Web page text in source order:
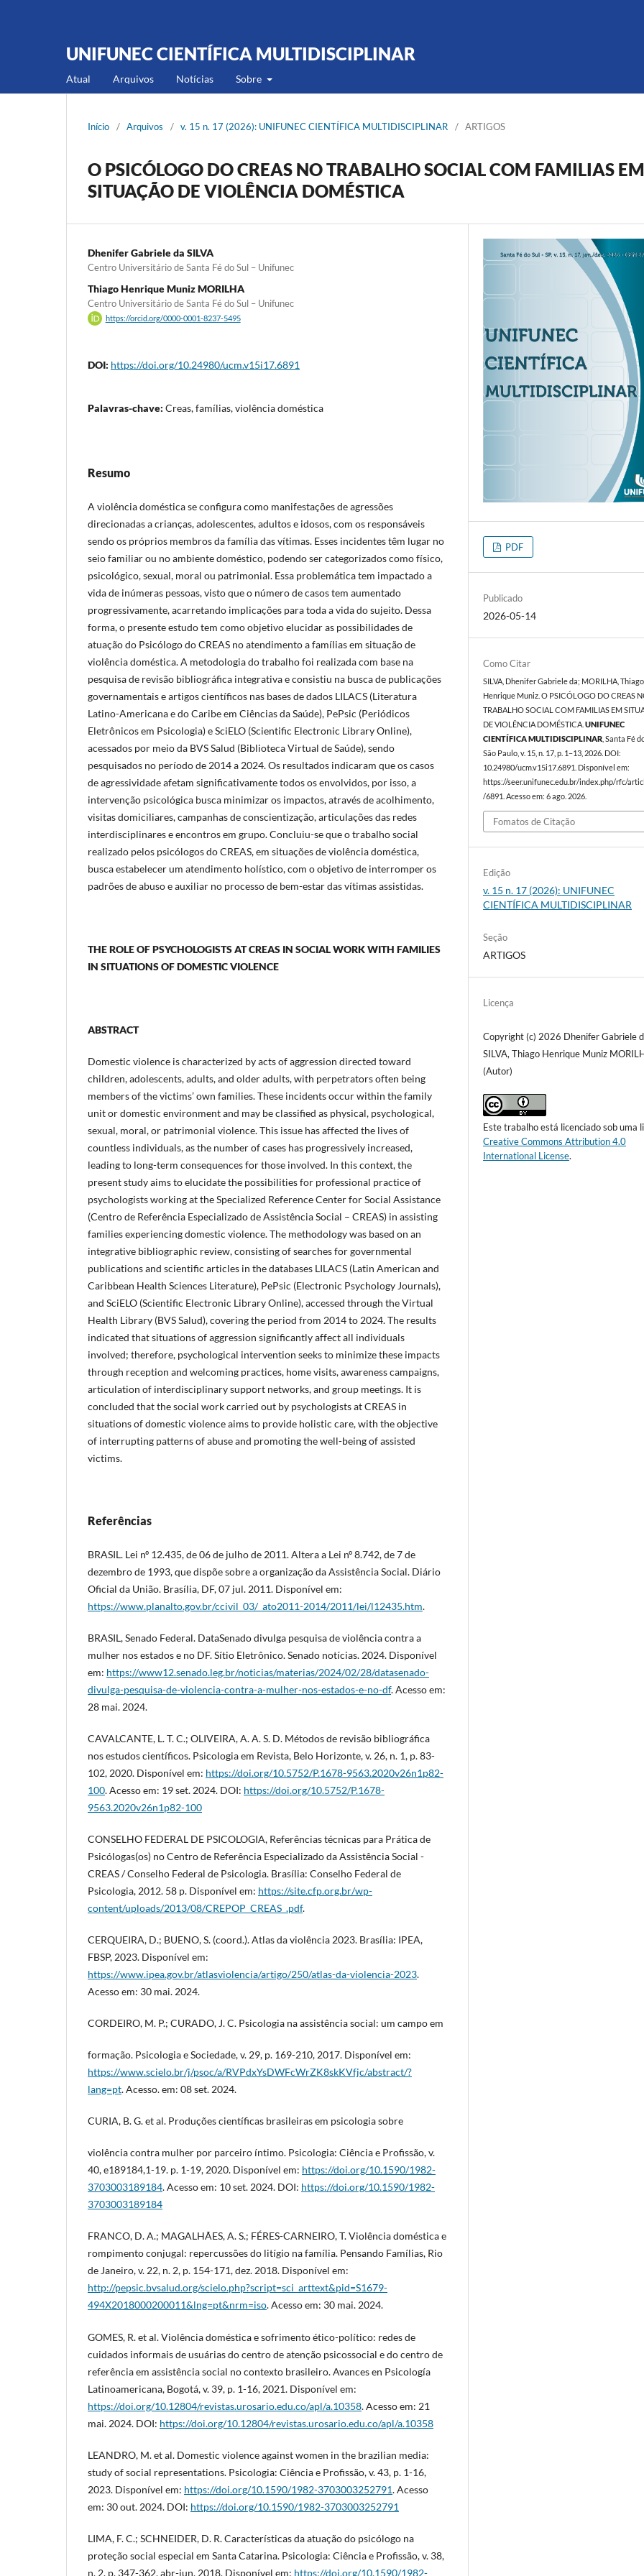
UNIFUNEC CIENTÍFICA MULTIDISCIPLINAR
Atual Arquivos Notí­cias Sobre
Início / Arquivos / v. 15 n. 17 (2026): UNIFUNEC CIENTÍFICA MULTIDISCIPLINAR / ARTIGOS
O PSICÓLOGO DO CREAS NO TRABALHO SOCIAL COM FAMILIAS EM
SITUAÇÃO DE VIOLÊNCIA DOMÉSTICA
Dhenifer Gabriele da SILVA
Centro Universitário de Santa Fé do Sul – Unifunec
Thiago Henrique Muniz MORILHA
Centro Universitário de Santa Fé do Sul – Unifunec
https://orcid.org/0000-0001-8237-5495
DOI: https://doi.org/10.24980/ucm.v15i17.6891
Palavras-chave: Creas, famílias, violência doméstica
Resumo
A violência doméstica se configura como manifestações de agressões
direcionadas a crianças, adolescentes, adultos e idosos, com os responsáveis
sendo os próprios membros da família das vítimas. Esses incidentes têm lugar no
seio familiar ou no ambiente doméstico, podendo ser categorizados como físico,
psicológico, sexual, moral ou patrimonial. Essa problemática tem impactado a
vida de inúmeras pessoas, visto que o número de casos tem aumentado
progressivamente, acarretando implicações para toda a vida do sujeito. Dessa
forma, o presente estudo tem como objetivo elucidar as possibilidades de
atuação do Psicólogo do CREAS no atendimento a famílias em situação de
violência doméstica. A metodologia do trabalho foi realizada com base na
pesquisa de revisão bibliográfica integrativa e consistiu na busca de publicações
governamentais e artigos científicos nas bases de dados LILACS (Literatura
Latino-Americana e do Caribe em Ciências da Saúde), PePsic (Periódicos
Eletrônicos em Psicologia) e SciELO (Scientific Electronic Library Online),
acessados por meio da BVS Salud (Biblioteca Virtual de Saúde), sendo
pesquisados no período de 2014 a 2024. Os resultados indicaram que os casos
de agressividade afetam significativamente todos os envolvidos, por isso, a
intervenção psicológica busca minimizar os impactos, através de acolhimento,
visitas domiciliares, campanhas de conscientização, articulações das redes
interdisciplinares e encontros em grupo. Concluiu-se que o trabalho social
realizado pelos psicólogos do CREAS, em situações de violência doméstica,
busca estabelecer um atendimento holístico, com o objetivo de interromper os
padrões de abuso e auxiliar no processo de bem-estar das vítimas assistidas.
THE ROLE OF PSYCHOLOGISTS AT CREAS IN SOCIAL WORK WITH FAMILIES
IN SITUATIONS OF DOMESTIC VIOLENCE
ABSTRACT
Domestic violence is characterized by acts of aggression directed toward
children, adolescents, adults, and older adults, with perpetrators often being
members of the victims’ own families. These incidents occur within the family
unit or domestic environment and may be classified as physical, psychological,
sexual, moral, or patrimonial violence. This issue has affected the lives of
countless individuals, as the number of cases has progressively increased,
leading to long-term consequences for those involved. In this context, the
present study aims to elucidate the possibilities for professional practice of
psychologists working at the Specialized Reference Center for Social Assistance
(Centro de Referência Especializado de Assistência Social – CREAS) in assisting
families experiencing domestic violence. The methodology was based on an
integrative bibliographic review, consisting of searches for governmental
publications and scientific articles in the databases LILACS (Latin American and
Caribbean Health Sciences Literature), PePsic (Electronic Psychology Journals),
and SciELO (Scientific Electronic Library Online), accessed through the Virtual
Health Library (BVS Salud), covering the period from 2014 to 2024. The results
indicated that situations of aggression significantly affect all individuals
involved; therefore, psychological intervention seeks to minimize these impacts
through reception and welcoming practices, home visits, awareness campaigns,
articulation of interdisciplinary support networks, and group meetings. It is
concluded that the social work carried out by psychologists at CREAS in
situations of domestic violence aims to provide holistic care, with the objective
of interrupting patterns of abuse and promoting the well-being of assisted
victims.
Referências
BRASIL. Lei nº 12.435, de 06 de julho de 2011. Altera a Lei nº 8.742, de 7 de
dezembro de 1993, que dispõe sobre a organização da Assistência Social. Diário
Oficial da União. Brasília, DF, 07 jul. 2011. Disponível em:
https://www.planalto.gov.br/ccivil_03/_ato2011-2014/2011/lei/l12435.htm.
BRASIL, Senado Federal. DataSenado divulga pesquisa de violência contra a
mulher nos estados e no DF. Sítio Eletrônico. Senado notícias. 2024. Disponível
em: https://www12.senado.leg.br/noticias/materias/2024/02/28/datasenado-
divulga-pesquisa-de-violencia-contra-a-mulher-nos-estados-e-no-df. Acesso em:
28 mai. 2024.
CAVALCANTE, L. T. C.; OLIVEIRA, A. A. S. D. Métodos de revisão bibliográfica
nos estudos científicos. Psicologia em Revista, Belo Horizonte, v. 26, n. 1, p. 83-
102, 2020. Disponível em: https://doi.org/10.5752/P.1678-9563.2020v26n1p82-
100. Acesso em: 19 set. 2024. DOI: https://doi.org/10.5752/P.1678-
9563.2020v26n1p82-100
CONSELHO FEDERAL DE PSICOLOGIA, Referências técnicas para Prática de
Psicólogas(os) no Centro de Referência Especializado da Assistência Social -
CREAS / Conselho Federal de Psicologia. Brasília: Conselho Federal de
Psicologia, 2012. 58 p. Disponível em: https://site.cfp.org.br/wp-
content/uploads/2013/08/CREPOP_CREAS_.pdf.
CERQUEIRA, D.; BUENO, S. (coord.). Atlas da violência 2023. Brasília: IPEA,
FBSP, 2023. Disponível em:
https://www.ipea.gov.br/atlasviolencia/artigo/250/atlas-da-violencia-2023.
Acesso em: 30 mai. 2024.
CORDEIRO, M. P.; CURADO, J. C. Psicologia na assistência social: um campo em
formação. Psicologia e Sociedade, v. 29, p. 169-210, 2017. Disponível em:
https://www.scielo.br/j/psoc/a/RVPdxYsDWFcWrZK8skKVfjc/abstract/?
lang=pt. Acesso. em: 08 set. 2024.
CURIA, B. G. et al. Produções científicas brasileiras em psicologia sobre
violência contra mulher por parceiro íntimo. Psicologia: Ciência e Profissão, v.
40, e189184,1-19. p. 1-19, 2020. Disponível em: https://doi.org/10.1590/1982-
3703003189184. Acesso em: 10 set. 2024. DOI: https://doi.org/10.1590/1982-
3703003189184
FRANCO, D. A.; MAGALHÃES, A. S.; FÉRES-CARNEIRO, T. Violência doméstica e
rompimento conjugal: repercussões do litígio na família. Pensando Famílias, Rio
de Janeiro, v. 22, n. 2, p. 154-171, dez. 2018. Disponível em:
http://pepsic.bvsalud.org/scielo.php?script=sci_arttext&pid=S1679-
494X2018000200011&lng=pt&nrm=iso. Acesso em: 30 mai. 2024.
GOMES, R. et al. Violência doméstica e sofrimento ético-político: redes de
cuidados informais de usuárias do centro de atenção psicossocial e do centro de
referência em assistência social no contexto brasileiro. Avances en Psicología
Latinoamericana, Bogotá, v. 39, p. 1-16, 2021. Disponível em:
https://doi.org/10.12804/revistas.urosario.edu.co/apl/a.10358. Acesso em: 21
mai. 2024. DOI: https://doi.org/10.12804/revistas.urosario.edu.co/apl/a.10358
LEANDRO, M. et al. Domestic violence against women in the brazilian media:
study of social representations. Psicologia: Ciência e Profissão, v. 43, p. 1-16,
2023. Disponível em: https://doi.org/10.1590/1982-3703003252791. Acesso
em: 30 out. 2024. DOI: https://doi.org/10.1590/1982-3703003252791
LIMA, F. C.; SCHNEIDER, D. R. Características da atuação do psicólogo na
proteção social especial em Santa Catarina. Psicologia: Ciência e Profissão, v. 38,
n. 2. p. 347-362, abr-jun, 2018. Disponível em: https://doi.org/10.1590/1982-
PDF
Publicado
2026-05-14
Como Citar
SILVA, Dhenifer Gabriele da; MORILHA, Thiago
Henrique Muniz. O PSICÓLOGO DO CREAS
TRABALHO SOCIAL COM FAMILIAS EM
DE VIOLÊNCIA DOMÉSTICA.UNIFUNEC
CIENTÍFICA MULTIDISCIPLINAR , Santa Fé
São Paulo, v. 15, n. 17, p. 1–13, 2026. DOI:
10.24980/ucm.v15i17.6891. Disponível em:
https://seer.unifunec.edu.br/index.php/rfc/
/6891. Acesso em: 6 ago. 2026.
Fomatos de Citação
Edição
v. 15 n. 17 (2026): UNIFUNEC
CIENTÍFICA MULTIDISCIPLINAR
Seção
ARTIGOS
Licença
Copyright (c) 2026 Dhenifer Gabriele
SILVA, Thiago Henrique Muniz
(Autor)
Este trabalho está licenciado sob uma
Creative Commons Attribution 4.0
International License.